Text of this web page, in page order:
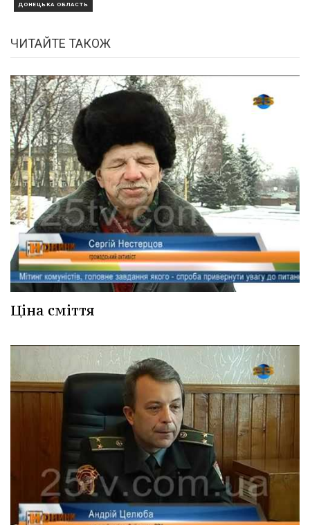
ДОНЕЦЬКА ОБЛАСТЬ
ЧИТАЙТЕ ТАКОЖ
Ціна сміття